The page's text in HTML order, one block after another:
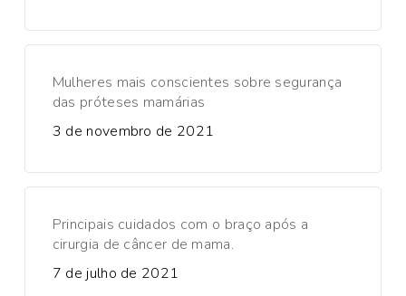
Mulheres mais conscientes sobre segurança
das próteses mamárias
3 de novembro de 2021
Principais cuidados com o braço após a
cirurgia de câncer de mama.
7 de julho de 2021